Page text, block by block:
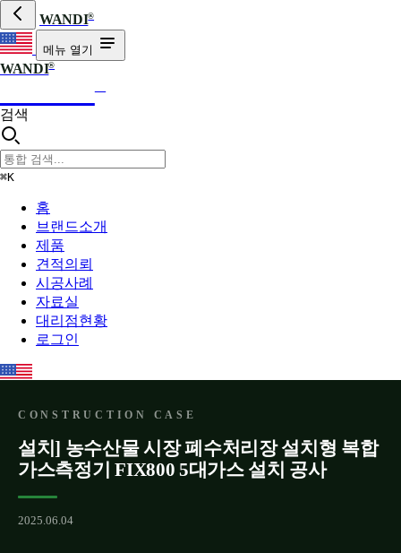
WANDI®
메뉴 열기
WANDI®
WANDI
검색
⌘K
홈
브랜드소개
제품
견적의뢰
시공사례
자료실
대리점현황
로그인
CONSTRUCTION CASE
설치] 농수산물 시장 폐수처리장 설치형 복합
가스측정기 FIX800 5대가스 설치 공사
2025.06.04